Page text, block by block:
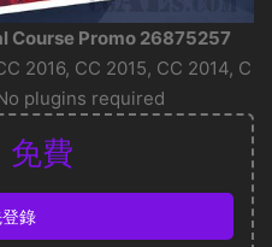
Course Promo 26875257
2016, CC 2015, CC 2014, C
plugins required
免費
錄